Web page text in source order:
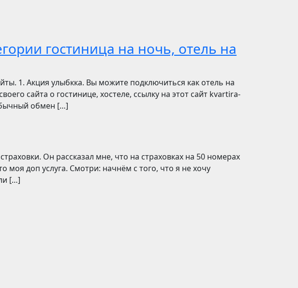
гостиница на ночь, отель на
1. Акция улыбкка. Вы можите подключиться как отель на
сайта о гостинице, хостеле, ссылку на этот сайт kvartira-
обмен […]
Он рассказал мне, что на страховках на 50 номерах
моя доп услуга. Смотри: начнём с того, что я не хочу
[…]